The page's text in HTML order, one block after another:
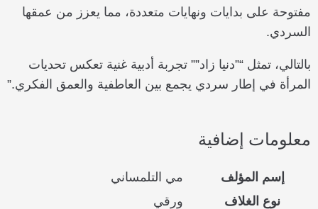
مفتوحة على بدايات ونهايات متعددة، مما يعزز من عمقها
السردي.
بالتالي، تمثل “”دنيا زاد”” تجربة أدبية غنية تعكس تحديات
المرأة في إطار سردي يجمع بين العاطفية والعمق الفكري.”
معلومات إضافية
إسم المؤلف
مي التلمساني
نوع الغلاف
ورقي